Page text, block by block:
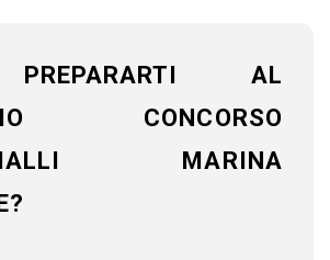
AL
CONCORSO
MARINA